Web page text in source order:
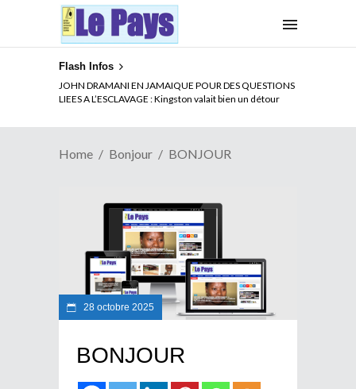
Flash Infos
JOHN DRAMANI EN JAMAIQUE POUR DES QUESTIONS
LIEES A L’ESCLAVAGE : Kingston valait bien un détour
ELECTION DE TALON A LA TETE DU SENAT BENINOIS :
Quand Patrice quitte le pouvoir sans partir !
Home Bonjour BONJOUR
28 octobre 2025
BONJOUR